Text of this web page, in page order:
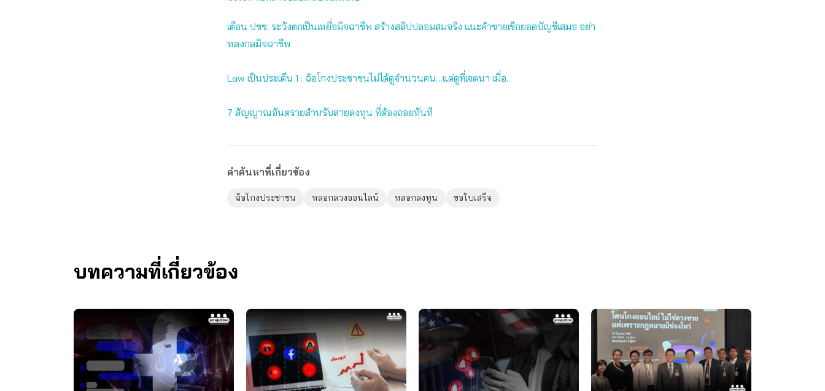
เตือน ปชช. ระวังตกเป็นเหยื่อมิจฉาชีพ สร้างสลิปปลอมสมจริง แนะค้าขายเช็กยอดบัญชีเสมอ อย่า
หลงกลมิจฉาชีพ
Law เป็นประเด็น 1 : ฉ้อโกงประชาชนไม่ได้ดูจำนวนคน…แต่ดูที่เจตนา เมื่อ..
7 สัญญาณอันตรายสำหรับสายลงทุน ที่ต้องถอยทันที
คำค้นหาที่เกี่ยวข้อง
ฉ้อโกงประชาชน หลอกลวงออนไลน์ หลอกลงทุน ขอใบเสร็จ
บทความที่เกี่ยวข้อง